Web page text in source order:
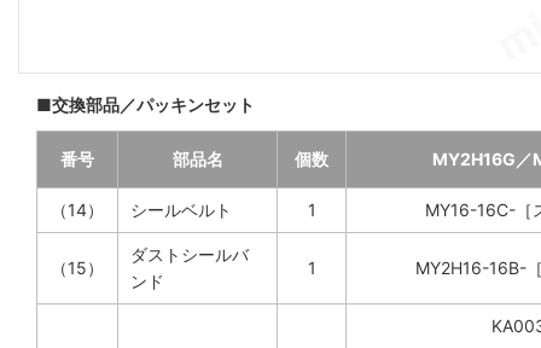
■交換部品／パッキンセット
番号 部品名 個数 MY2H16G／
（14） シールベルト 1 MY16-16C-［
（15）
ダストシールバ
ンド
1 MY2H16-16B-